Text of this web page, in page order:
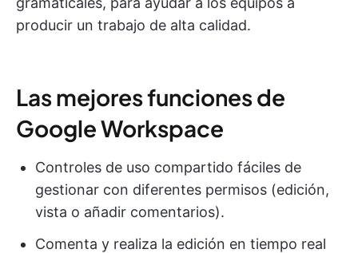
producir un trabajo de alta calidad.
Las mejores funciones de
Google Workspace
Controles de uso compartido fáciles de
gestionar con diferentes permisos (edición,
vista o añadir comentarios).
Comenta y realiza la edición en tiempo real